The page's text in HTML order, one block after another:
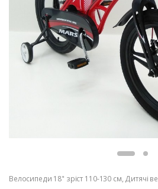
Велосипеди 18" зріст 110-130 см, Дитячі